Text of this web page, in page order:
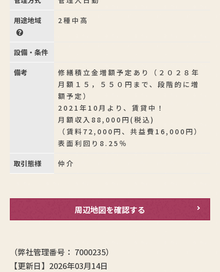
用途地域 2種中高
設備・条件
備考
修繕積立金増額予定あり（２０２８年
月額１５，５５０円まで、段階的に増
額予定）
2021年10月より、賃貸中！
月額収入88,000円(税込)
（賃料72,000円、共益費16,000円）
表面利回り8.25％
取引態様 仲介
周辺地図を確認する
（弊社管理番号： 7000235）
【更新日】2026年03月14日